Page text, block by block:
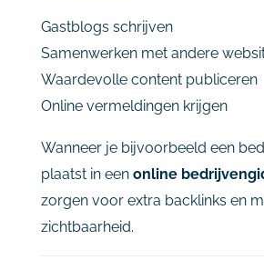
Gastblogs schrijven
Samenwerken met andere
Waardevolle content publiceren
Online vermeldingen krijgen
Wanneer je bijvoorbeeld een
plaatst in een online
zorgen voor extra backlinks en
zichtbaarheid.